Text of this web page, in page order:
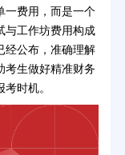
一费用，而是一个
与工作坊费用构成
经公布，准确理解
考生做好精准财务
时机。